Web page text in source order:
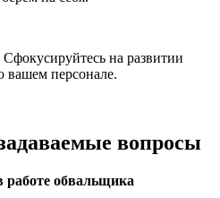
на развитии
вашем персонале.
вопросы
обвальщика